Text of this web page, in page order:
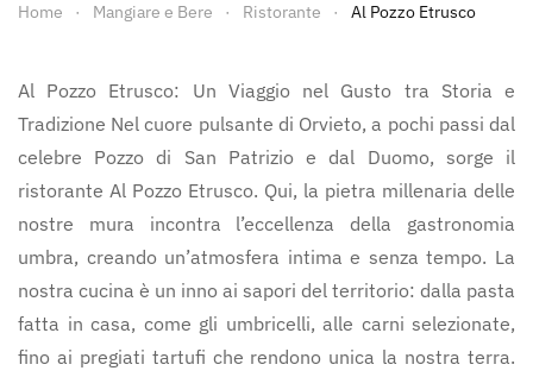
Home Mangiare e Bere Ristorante Al Pozzo Etrusco
Al Pozzo Etrusco: Un Viaggio nel Gusto tra Storia e
Tradizione Nel cuore pulsante di Orvieto, a pochi passi dal
celebre Pozzo di San Patrizio e dal Duomo, sorge il
ristorante Al Pozzo Etrusco. Qui, la pietra millenaria delle
nostre mura incontra l’eccellenza della gastronomia
umbra, creando un’atmosfera intima e senza tempo. La
nostra cucina è un inno ai sapori del territorio: dalla pasta
fatta in casa, come gli umbricelli, alle carni selezionate,
fino ai pregiati tartufi che rendono unica la nostra terra.